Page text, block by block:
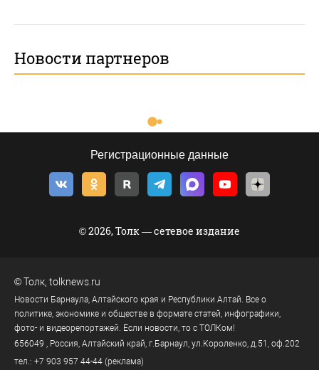
Новости партнеров
Регистрационные данные
© 2026, Толк — сетевое издание
©Толк tolknews.ru
Новости Барнаула, Алтайского края и Республики Алтай. Все о
политике, экономике и обществе в формате статей, инфографики,
фото- и видеорепортажей. Если новости, то с ТОЛКом!
656049 , Россия, Алтайский край, г.Барнаул, ул.Короленко, д.51, оф.202
тел.: +7 903 957 44-44 (реклама)